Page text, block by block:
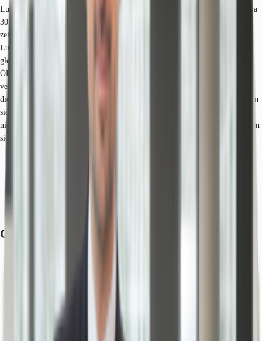
Ludwigshafener Innenstadt. Am Rheinufer sind in den letzten Jahren auf etwa
30 Hektar hochmoderne Büro- und Wohnkomplexe entstanden und bieten
zeitgemäße Wohn- und Arbeitswelten mit Blick auf den Rhein. Der Bahnhof
Ludwigshafen Mitte, trennt den Teilmarkt Süd vom Teilmarkt Mitte und ist
gleichzeitig mit dem angrenzenden Berliner Platz der Hauptknotenpunkt des
ÖPNV in Ludwigshafen. Neben der hervorragenden Nahverkehrsanbindung
verfügt das südliche Rheinufer über eine direkte Anbindung an die B38 und
die B37, welche direkt an die A650 angebunden sind. In dem Teilmarkt haben
sich namhafte Unternehmen wie BASF, Telekom und Pronova BKK
niedergelassen. Tankstellen, sowie Dienstleister des täglichen Bedarfs befinden
sich in der Nähe.
Grundrisse